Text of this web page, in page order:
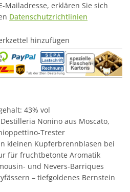
Mailadresse, erklären Sie sich
Datenschutzrichtlinien
hinzufügen
43% vol
Nonino aus Moscato,
Trester
kleinen Kupferbrennblasen bei
für fruchtbetonte Aromatik
und Nevers-Barriques
– tiefgoldenes Bernstein